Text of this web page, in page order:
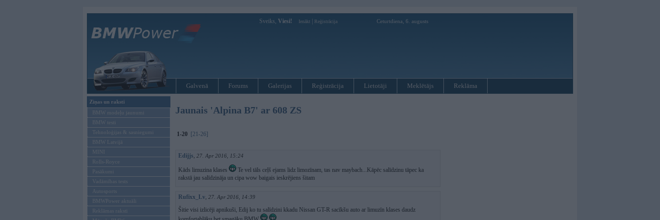
Sveiks, Viesi! Ienākt Reģistrācija Ceturtdiena, 6. augusts
Galvenā Forums Galerijas Reģistrācija Lietotāji Meklētājs Reklāma
Ziņas un raksti
BMW modeļu jaunumi
BMW testi
Tehnoloģijas & sasniegumi
BMW Latvijā
MINI
Rolls-Royce
Pasākumi
Vadāmības tests
Autosports
BMWPower aktuāli
Reklāmas raksti
Jaunais 'Alpina B7' ar 608 ZS
1-20 [21-26]
Edijjs, 27. Apr 2016, 15:24
Kāds limuzina klases
Te vel tāls ceļš ejams lidz limozīnam, tas nav maybach...Kāpēc salīdzinu tāpec ka
rakstā jau salīdzināja un cipa wow baigais ieskrējiens šitam
Rufixx_Lv, 27. Apr 2016, 14:39
Šitie visi izlicēji apnikuši, Edij ko tu salīdzini kkadu Nissan GT-R sacīkšu auto ar limuzīn klases daudz